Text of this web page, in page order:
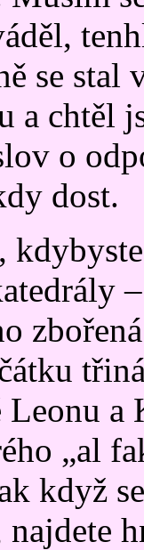
se stal
a chtěl
o
dost.
a
„al
když